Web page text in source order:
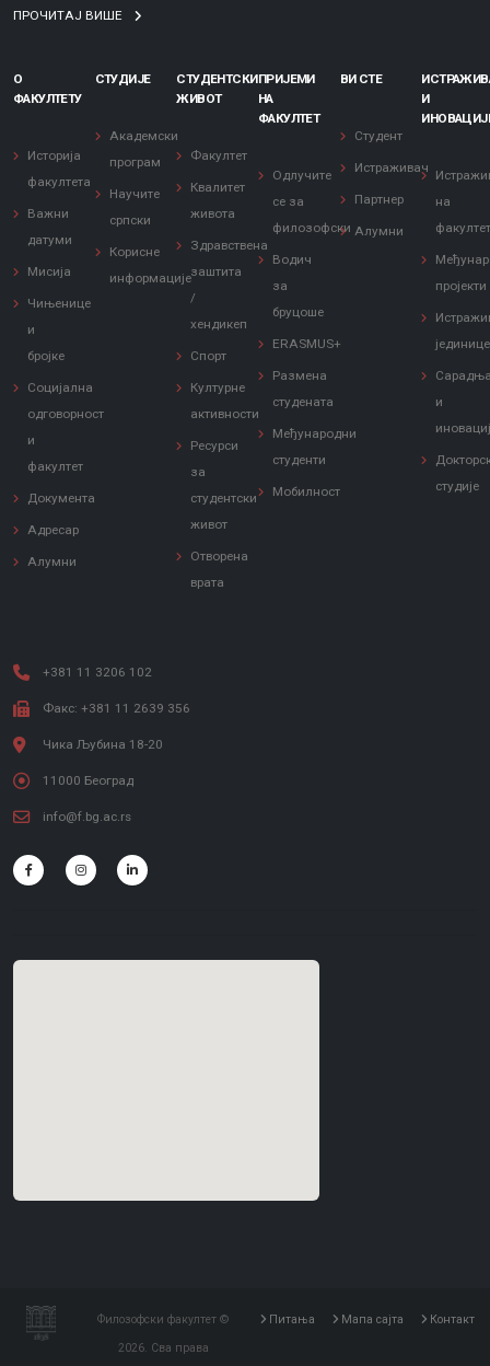
ПРОЧИТАЈ ВИШЕ
О
ФАКУЛТЕТУ
Историја
факултета
Важни
датуми
Мисија
Чињенице
и
бројке
Социјална
одговорност
и
факултет
Документа
Адресар
Алумни
СТУДИЈЕ
Академски
програм
Научите
српски
Корисне
информације
СТУДЕНТСКИ
ЖИВОТ
Факултет
Квалитет
живота
Здравствена
заштита
/
хендикеп
Спорт
Културне
активности
Ресурси
за
студентски
живот
Отворена
врата
ПРИЈЕМИ
НА
ФАКУЛТЕТ
Одлучите
се за
филозофски
Водич
за
бруцоше
ERASMUS+
Размена
студената
Међународни
студенти
Мобилност
ВИ СТЕ
Студент
Истраживач
Партнер
Алумни
И
на
пројекти
јединице
и
студије
+381 11 3206 102
Факс: +381 11 2639 356
Чика Љубина 18-20
11000 Београд
info@f.bg.ac.rs
Филозофски факултет ©
2026. Сва права
Питања Мапа сајта Контакт